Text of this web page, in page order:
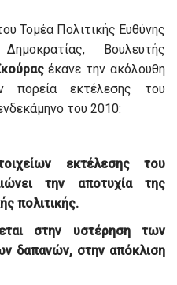
Τομέα Πολιτικής Ευθύνης
Βουλευτής
έκανε την ακόλουθη
πορεία εκτέλεσης του
του 2010:
εκτέλεσης του
την αποτυχία της
πολιτικής.
στην υστέρηση των
δαπανών, στην απόκλιση